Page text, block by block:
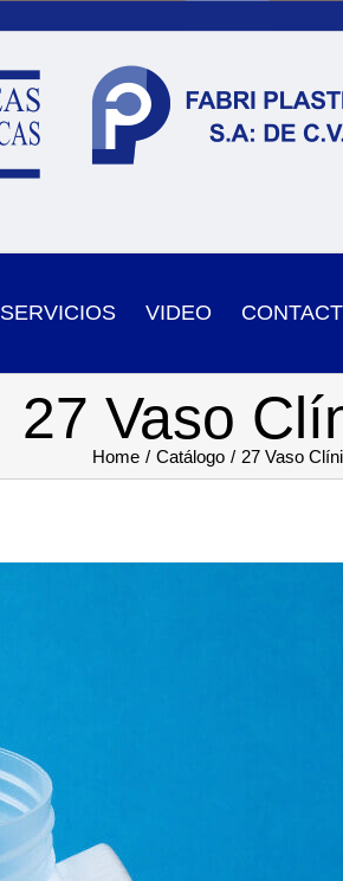
SERVICIOS VIDEO
27 Vaso
Home Catálogo 27 Vaso